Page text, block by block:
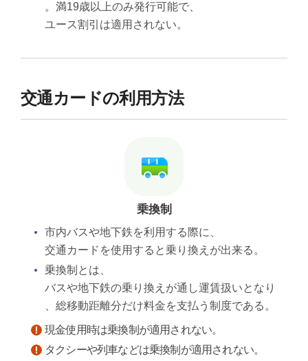
。満19歳以上のみ発行可能で、
ユース割引は適用されない。
交通カードの利用方法
乗換制
市内バスや地下鉄を利用する際に、
交通カードを使用すると乗り換えが出来る。
乗換制とは、
バスや地下鉄の乗り換えが通し運賃扱いとなり
、総移動距離分だけ料金を支払う制度である。
現金使用時は乗換制が適用されない。
タクシーや列車などは乗換制が適用されない。